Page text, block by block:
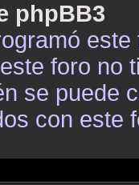
phpBB3
este
foro no
se puede
con este